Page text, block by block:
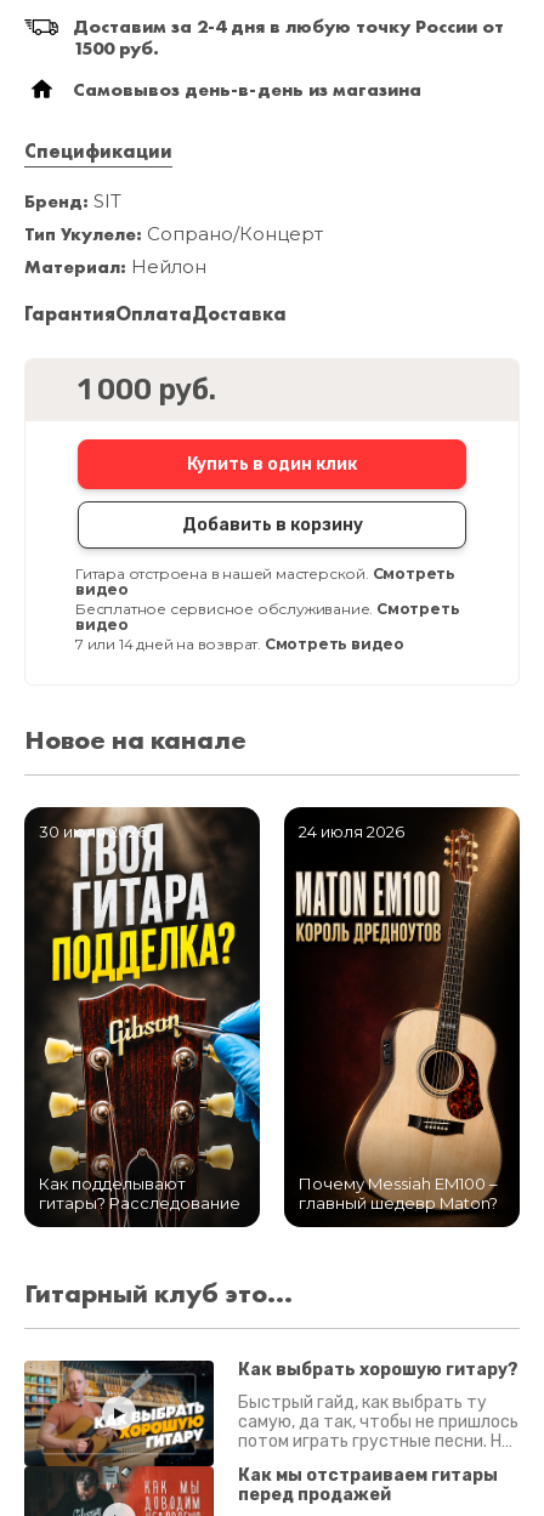
Доставим за 2-4 дня в любую точку России от
1500 руб.
Самовывоз день-в-день из магазина
Спецификации
Бренд: SIT
Тип Укулеле: Сопрано/Концерт
Материал: Нейлон
ГарантияОплатаДоставка
1 000 руб.
Купить в один клик
Добавить в корзину
Гитара отстроена в нашей мастерской. Смотреть
видео
Бесплатное сервисное обслуживание. Смотреть
видео
7 или 14 дней на возврат. Смотреть видео
Новое на канале
30 июля 2026
Как подделывают
гитары? Расследование
24 июля 2026
Почему Messiah EM100 –
главный шедевр Maton?
Гитарный клуб это...
Как выбрать хорошую гитару?
Быстрый гайд, как выбрать ту
самую, да так, чтобы не пришлось
потом играть грустные песни. На
Как мы отстраиваем гитары
перед продажей